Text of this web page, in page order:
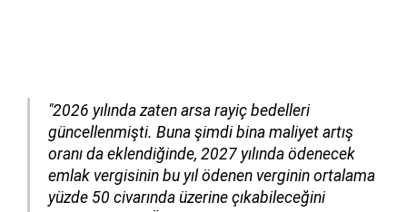
"2026 yılında zaten arsa rayiç bedelleri
güncellenmişti. Buna şimdi bina maliyet artış
oranı da eklendiğinde, 2027 yılında ödenecek
emlak vergisinin bu yıl ödenen verginin ortalama
yüzde 50 civarında üzerine çıkabileceğini